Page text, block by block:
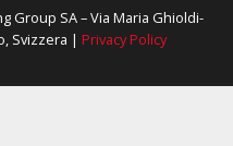
Group SA – Via Maria Ghioldi-
Svizzera | Privacy Policy